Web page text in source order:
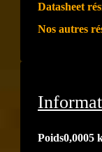
Datasheet
Nos autres
Poids0,0005